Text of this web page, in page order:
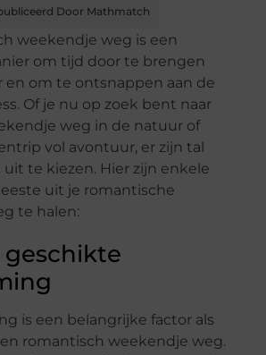
Door Mathmatch
weekendje weg is een
om tijd door te brengen
en om te ontsnappen aan de
Of je nu op zoek bent naar
weg in de natuur of
vol avontuur, er zijn tal
te kiezen. Hier zijn enkele
uit je romantische
te halen:
geschikte
is een belangrijke factor als
romantisch weekendje weg.